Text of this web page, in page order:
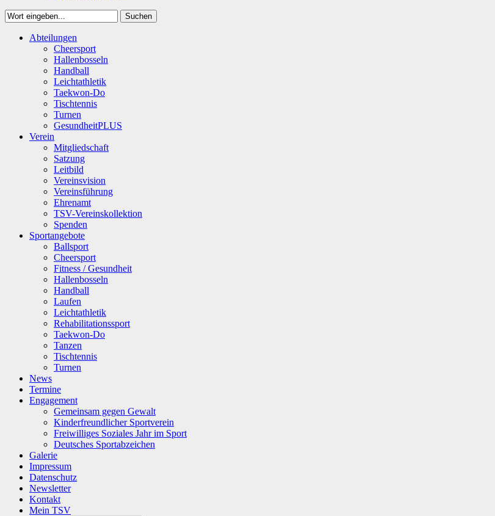
Suchen
SuchenAbteilungen
Cheersport
Hallenbosseln
Handball
Leichtathletik
Taekwon-Do
Tischtennis
Turnen
GesundheitPLUS
Verein
Mitgliedschaft
Satzung
Leitbild
Vereinsvision
Vereinsführung
Ehrenamt
TSV-Vereinskollektion
Spenden
Sportangebote
Ballsport
Cheersport
Fitness / Gesundheit
Hallenbosseln
Handball
Laufen
Leichtathletik
Rehabilitationssport
Taekwon-Do
Tanzen
Tischtennis
Turnen
News
Termine
Engagement
Gemeinsam gegen Gewalt
Kinderfreundlicher Sportverein
Freiwilliges Soziales Jahr im Sport
Deutsches Sportabzeichen
Galerie
Impressum
Datenschutz
Newsletter
Kontakt
Mein TSV